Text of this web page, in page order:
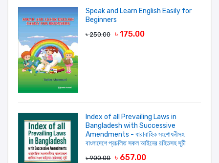
Your Rating
Your review
LOGIN FIRST
Speak and Learn English Easily for
Beginners
৳ 250.00 ৳ 175.00
Index of all Prevailing Laws in
Bangladesh with Successive
Amendments - ধারাবাহিক সংশোধনীসহ
বাংলাদেশে প্রচলিত সকল আইনের রহিতসহ সূচী
৳ 900.00 ৳ 657.00